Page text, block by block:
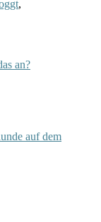
,
an?
auf dem